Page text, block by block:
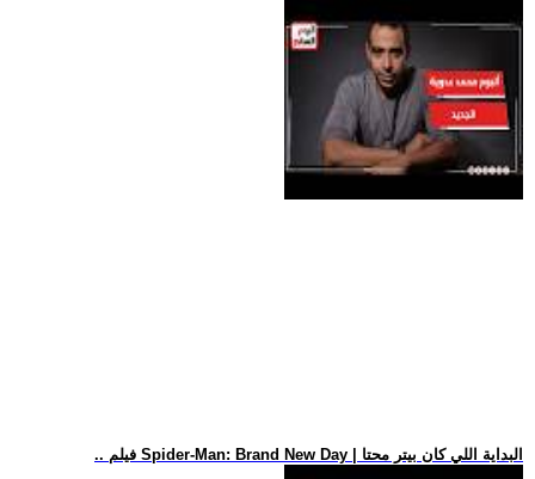
.. فيلم Spider-Man: Brand New Day | البداية اللي كان بيتر محتا